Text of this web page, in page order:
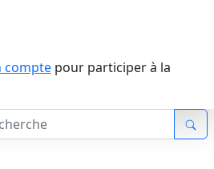
comptepour participer à la